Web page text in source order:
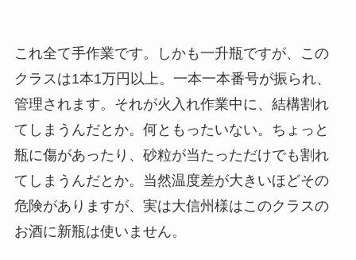
これ全て手作業です。しかも一升瓶ですが、この
クラスは1本1万円以上。一本一本番号が振られ、
管理されます。それが火入れ作業中に、結構割れ
てしまうんだとか。何ともったいない。ちょっと
瓶に傷があったり、砂粒が当たっただけでも割れ
てしまうんだとか。当然温度差が大きいほどその
危険がありますが、実は大信州様はこのクラスの
お酒に新瓶は使いません。